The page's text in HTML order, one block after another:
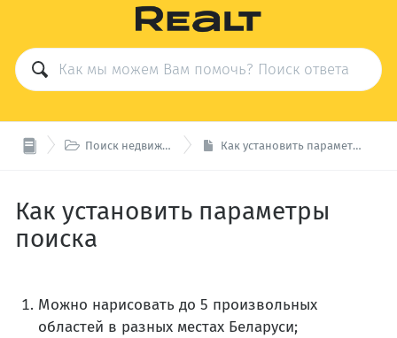
 Поиск недвижимости Как установить параметры поиска
Как установить параметры
поиска
Можно нарисовать до 5 произвольных
областей в разных местах Беларуси;